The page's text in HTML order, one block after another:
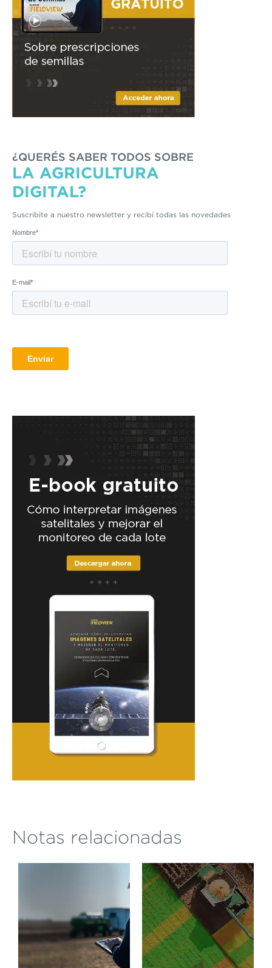
¿QUERÉS SABER TODOS SOBRE
LA AGRICULTURA
DIGITAL?
Suscribite a nuestro newsletter y recibí todas las novedades
Notas relacionadas